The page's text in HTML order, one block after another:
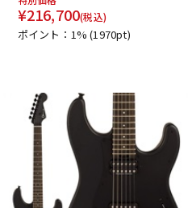
¥216,700(税込)
ポイント：1%(1970pt)